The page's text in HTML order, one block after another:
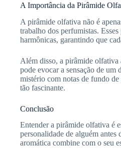
A Importância da Pirâmide
A pirâmide olfativa não é
trabalho dos perfumistas.
harmônicas, garantindo que
Além disso, a pirâmide olfativa
pode evocar a sensação de um
mistério com notas de fundo
tão fascinante.
Conclusão
Entender a pirâmide olfativa é
personalidade de alguém
aromática combine com o seu